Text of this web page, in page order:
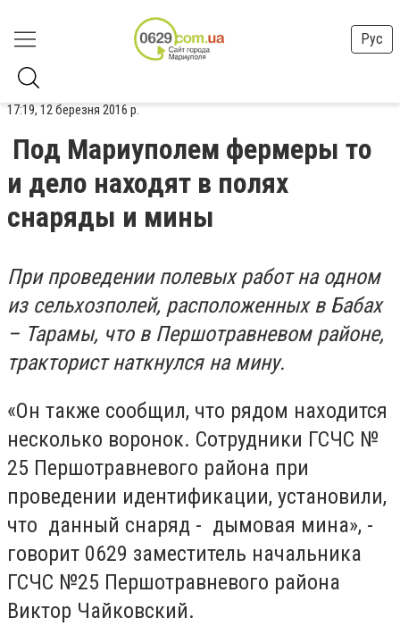
Рус
17:19, 12 березня 2016 р.
Под Мариуполем фермеры то
и дело находят в полях
снаряды и мины
При проведении полевых работ на одном
из сельхозполей, расположенных в Бабах
– Тарамы, что в Першотравневом районе,
тракторист наткнулся на мину.
«Он также сообщил, что рядом находится
несколько воронок. Сотрудники ГСЧС №
25 Першотравневого района при
проведении идентификации, установили,
что данный снаряд - дымовая мина», -
говорит 0629 заместитель начальника
ГСЧС №25 Першотравневого района
Виктор Чайковский.